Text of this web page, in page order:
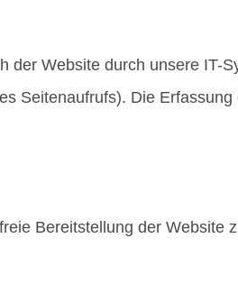
der Website durch unsere IT-
Seitenaufrufs). Die
Bereitstellung der Website